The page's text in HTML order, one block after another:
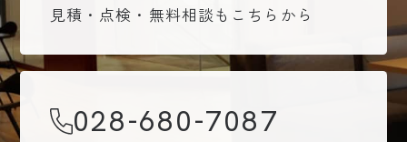
見積・点検・無料相談もこちらから
028-680-7087